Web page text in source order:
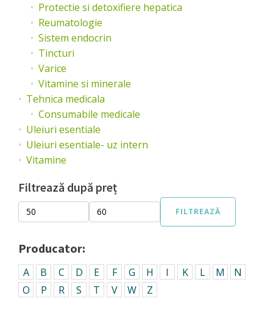
Protectie si detoxifiere hepatica
Reumatologie
Sistem endocrin
Tincturi
Varice
Vitamine si minerale
Tehnica medicala
Consumabile medicale
Uleiuri esentiale
Uleiuri esentiale- uz intern
Vitamine
Filtrează după preț
Preț
Preț
FILTREAZĂ
Producator:
A B C D E F G H I K L M
N
O
P R S T V W Z